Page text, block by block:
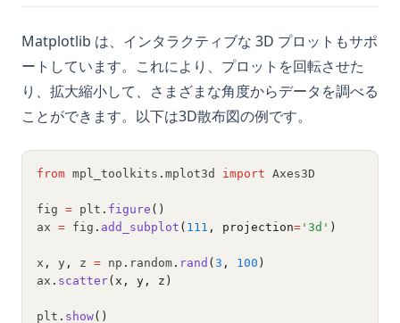
Matplotlib は、インタラクティブな 3D プロットもサポ
ートしています。これにより、プロットを回転させた
り、拡大縮小して、さまざまな角度からデータを調べる
ことができます。以下は3D散布図の例です。
from mpl_toolkits . mplot3d import Axes3D
fig = plt . figure ()
ax = fig . add_subplot ( 111 , projection= '3d' )
x , y , z = np . random . rand ( 3 , 100 )
ax . scatter(x, y, z)
plt . show()